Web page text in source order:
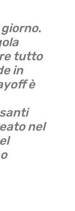
tutto
in
è
nel